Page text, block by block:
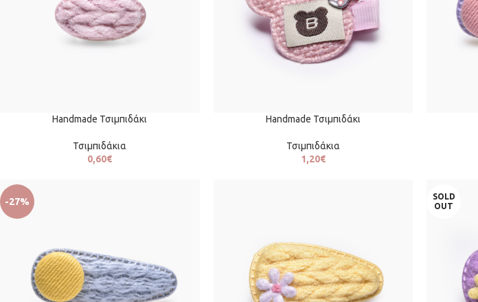
Handmade Τσιμπιδάκι
Τσιμπιδάκια
0,60€
Handmade Τσιμπιδάκι
Τσιμπιδάκια
1,20€
-27%
SOLD
OUT